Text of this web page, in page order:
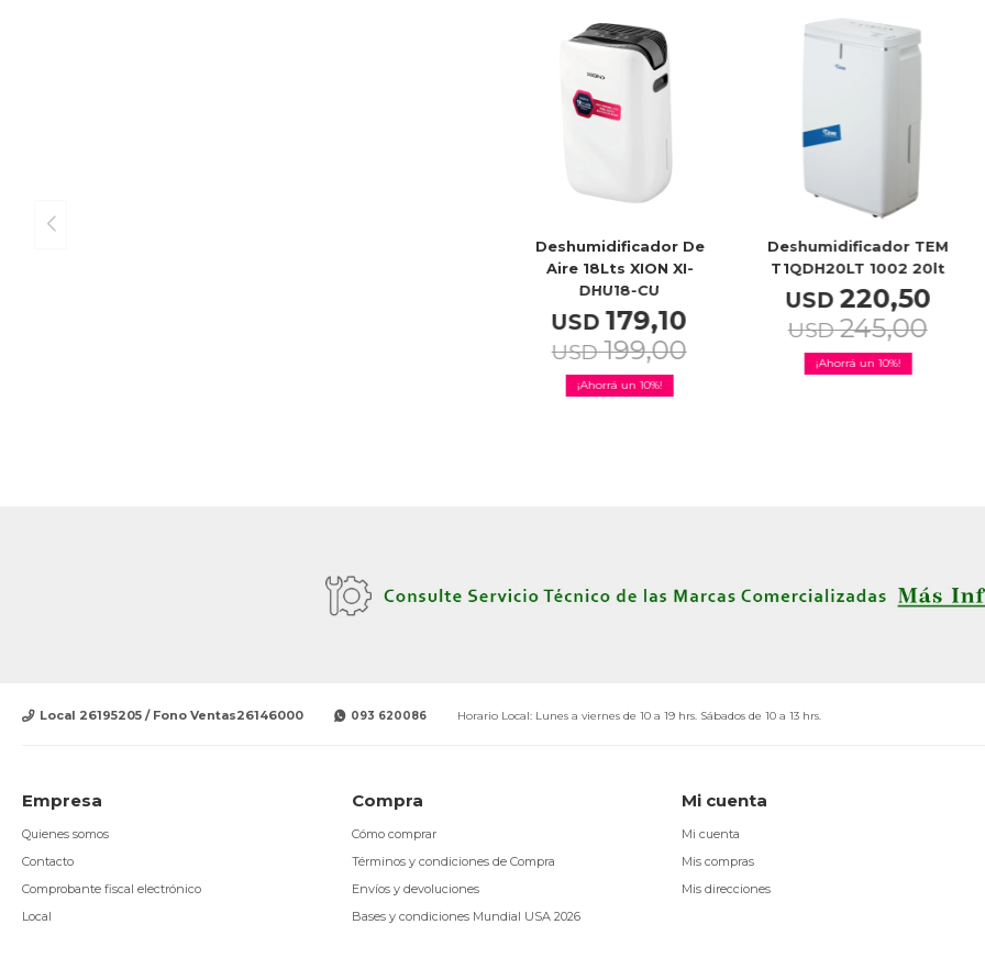
Deshumidificador De
Aire 18Lts XION XI-
DHU18-CU
USD 179,10
USD 199,00
10
Deshumidificador TEM
T1QDH20LT 1002 20lt
USD 220,50
USD 245,00
10
Local 26195205 / Fono Ventas26146000 093 620086 Horario Local: Lunes a viernes de 10 a 19 hrs. Sábados de 10 a 13 hrs.
Empresa
Quienes somos
Contacto
Comprobante fiscal electrónico
Local
Compra
Cómo comprar
Términos y condiciones de Compra
Envíos y devoluciones
Bases y condiciones Mundial USA 2026
Mi cuenta
Mi cuenta
Mis compras
Mis direcciones